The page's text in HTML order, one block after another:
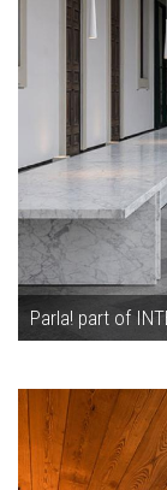
Parla! part of